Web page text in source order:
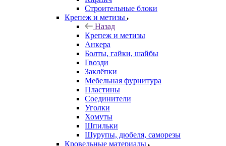
Строительные блоки
Крепеж и метизы
Назад
Крепеж и метизы
Анкера
Болты, гайки, шайбы
Гвозди
Заклёпки
Мебельная фурнитура
Пластины
Соединители
Уголки
Хомуты
Шпильки
Шурупы, дюбеля, саморезы
Кровельные материалы